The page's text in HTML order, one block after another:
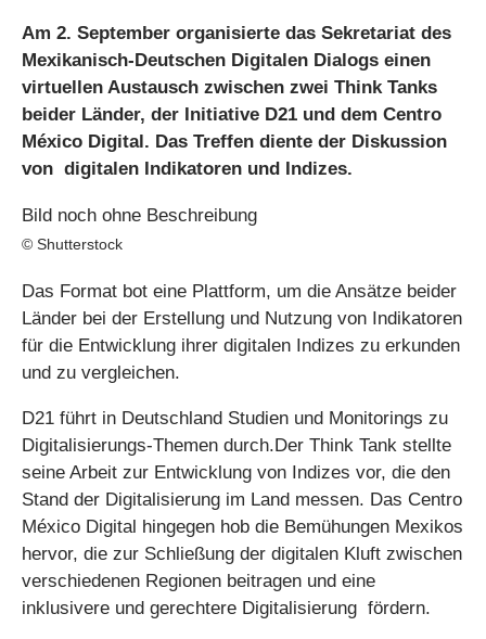
Am 2. September organisierte das Sekretariat des
Mexikanisch-Deutschen Digitalen Dialogs einen
virtuellen Austausch zwischen zwei Think Tanks
beider Länder, der Initiative D21 und dem Centro
México Digital. Das Treffen diente der Diskussion
von digitalen Indikatoren und Indizes.
© Shutterstock
Das Format bot eine Plattform, um die Ansätze beider
Länder bei der Erstellung und Nutzung von Indikatoren
für die Entwicklung ihrer digitalen Indizes zu erkunden
und zu vergleichen.
D21 führt in Deutschland Studien und Monitorings zu
Digitalisierungs-Themen durch.Der Think Tank stellte
seine Arbeit zur Entwicklung von Indizes vor, die den
Stand der Digitalisierung im Land messen. Das Centro
México Digital hingegen hob die Bemühungen Mexikos
hervor, die zur Schließung der digitalen Kluft zwischen
verschiedenen Regionen beitragen und eine
inklusivere und gerechtere Digitalisierung fördern.